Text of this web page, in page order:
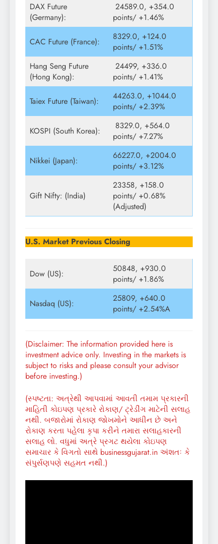
DAX Future
(Germany):
24589.0, +354.0
points/ +1.46%
CAC Future (France):
8329.0, +124.0
points/ +1.51%
Hang Seng Future
(Hong Kong):
24499, +336.0
points/ +1.41%
Taiex Future (Taiwan):
44263.0, +1044.0
points/ +2.39%
KOSPI (South Korea):
8329.0, +564.0
points/ +7.27%
Nikkei (Japan):
66227.0, +2004.0
points/ +3.12%
Gift Nifty: (India)
23358, +158.0
points/ +0.68%
(Adjusted)
U.S. Market Previous Closing
Dow (US):
50848, +930.0
points/ +1.86%
Nasdaq (US):
25809, +640.0
points/ +2.54%A
(Disclaimer: The information provided here is
investment advice only. Investing in the markets is
subject to risks and please consult your advisor
before investing.)
(સ્પષ્ટતા: અત્રેથી આપવામાં આવતી તમામ પ્રકારની
માહિતી કોઇપણ પ્રકારે રોકાણ/ ટ્રેડીંગ માટેની સલાહ
નથી. બજારોમાં રોકાણ જોખમોને આધીન છે અને
રોકાણ કરતા પહેલા કૃપા કરીને તમારા સલાહકારની
સલાહ લો. વધુમાં અત્રે પ્રગટ થયેલા કોઇપણ
સમાચાર કે વિગતો સાથે businessgujarat.in અંશતઃ કે
સંપુર્સણપણે સહમત નથી.)